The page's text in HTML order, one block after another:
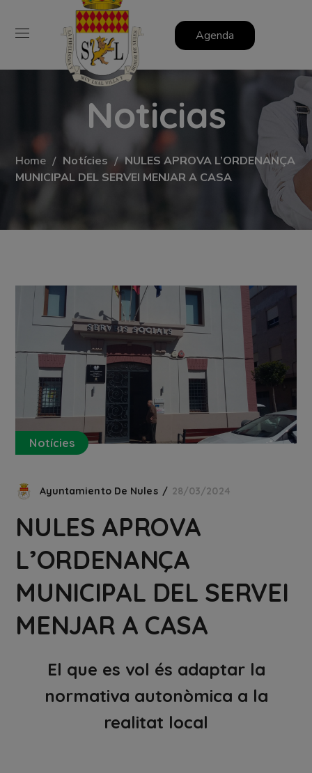
Agenda
Noticias
Home Notícies
NULES APROVA L’ORDENANÇA
MUNICIPAL DEL SERVEI MENJAR A CASA
Notícies
Ayuntamiento De Nules 28/03/2024
NULES APROVA
L’ORDENANÇA
MUNICIPAL DEL SERVEI
MENJAR A CASA
El que es vol és adaptar la
normativa autonòmica a la
realitat local